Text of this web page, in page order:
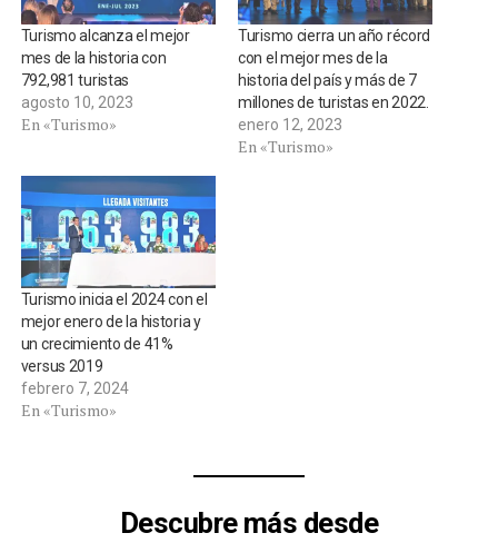
Turismo alcanza el mejor
mes de la historia con
792,981 turistas
agosto 10, 2023
En «Turismo»
Turismo cierra un año récord
con el mejor mes de la
historia del país y más de 7
millones de turistas en 2022.
enero 12, 2023
En «Turismo»
Turismo inicia el 2024 con el
mejor enero de la historia y
un crecimiento de 41%
versus 2019
febrero 7, 2024
En «Turismo»
Descubre más desde